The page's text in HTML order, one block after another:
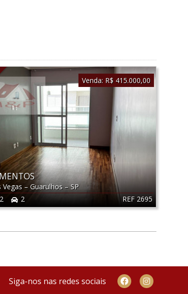
REF 2695
Vegas – Guarulhos–SP
2 2
Venda: R$ 415.000,00
Siga-nos nas redes sociais